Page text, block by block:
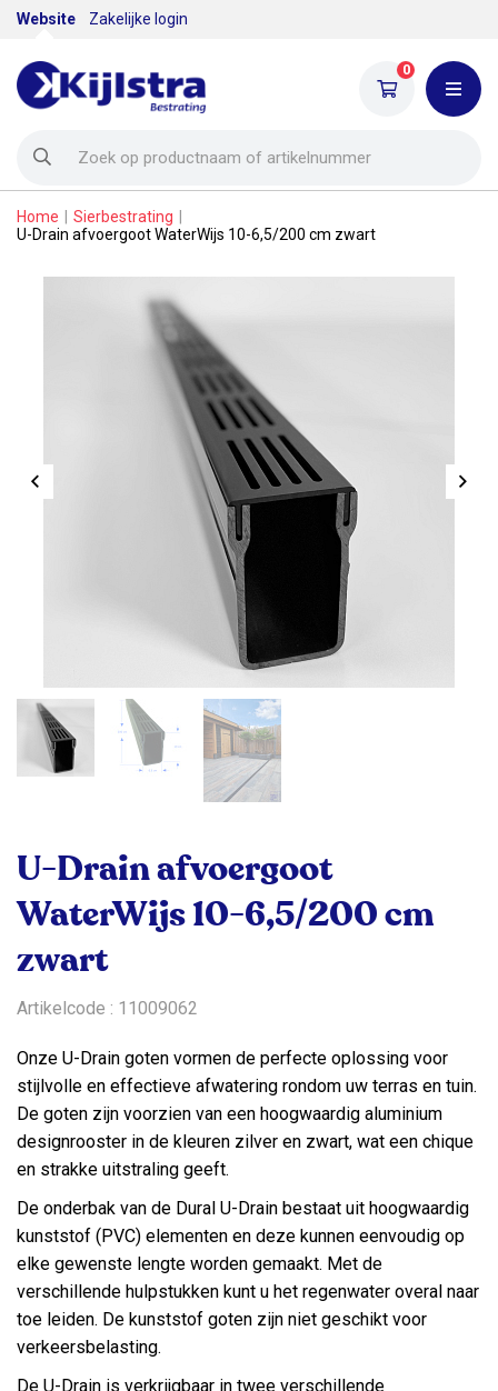
Website Zakelijke login
0
Home Sierbestrating
U-Drain afvoergoot WaterWijs 10-6,5/200 cm zwart
U-Drain afvoergoot
WaterWijs 10-6,5/200 cm
zwart
Artikelcode : 11009062
Onze U-Drain goten vormen de perfecte oplossing voor
stijlvolle en effectieve afwatering rondom uw terras en tuin.
De goten zijn voorzien van een hoogwaardig aluminium
designrooster in de kleuren zilver en zwart, wat een chique
en strakke uitstraling geeft.
De onderbak van de Dural U-Drain bestaat uit hoogwaardig
kunststof (PVC) elementen en deze kunnen eenvoudig op
elke gewenste lengte worden gemaakt. Met de
verschillende hulpstukken kunt u het regenwater overal naar
toe leiden. De kunststof goten zijn niet geschikt voor
verkeersbelasting.
De U-Drain is verkrijgbaar in twee verschillende